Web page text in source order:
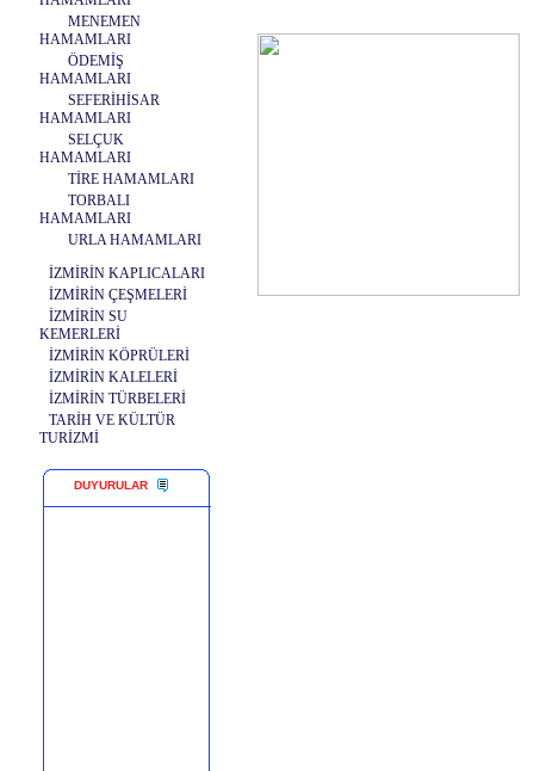
MENEMEN
HAMAMLARI
ÖDEMİŞ
HAMAMLARI
SEFERİHİSAR
HAMAMLARI
SELÇUK
HAMAMLARI
TİRE HAMAMLARI
TORBALI
HAMAMLARI
URLA HAMAMLARI
İZMİRİN KAPLICALARI
İZMİRİN ÇEŞMELERİ
İZMİRİN SU
KEMERLERİ
İZMİRİN KÖPRÜLERİ
İZMİRİN KALELERİ
İZMİRİN TÜRBELERİ
TARİH VE KÜLTÜR
TURİZMİ
DUYURULAR